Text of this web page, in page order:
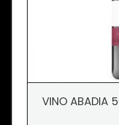
VINO ABADIA